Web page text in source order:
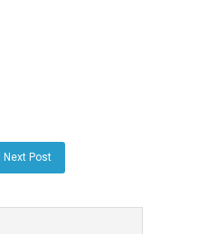
Next Post